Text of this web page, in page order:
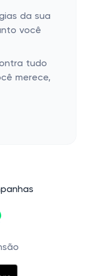
da sua
você
tudo
merece,